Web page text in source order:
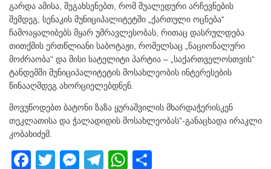
გარდა ამისა, შეგახსენებთ, რომ შუალედური არჩევნების
შემდეგ, სენაკის მუნიციპალიტეტში „ქართული ოცნება“
ჩამოაყალიბებს მყარ უმრავლესობას, რითაც დასრულდება
თითქმის ერთწლიანი საბოტაჟი, რომელსაც „ნაციონალური
მოძრაობა“ და მისი სატელიტი პარტია – „საქართველოსთვის“
ტანდემში მუნიციპალიტეტის მოსახლეობის ინტერესების
წინააღმდეგ ახორციელებდნენ.
მოვუწოდებთ ბატონი ზაზა ყურაშვილის მხარდაჭერისკენ
თეკლათისა და ჭალადიდის მოსახლეობას”-განაცხადა ირაკლი
კობახიძემ.
F
T
M T
W